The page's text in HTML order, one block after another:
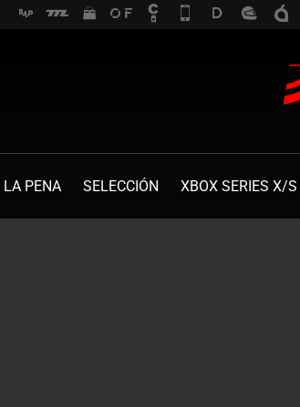
LA PENA SELECCIÓN XBOX SERIES X/S